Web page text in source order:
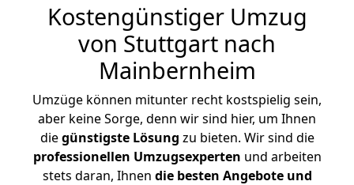
Kostengünstiger Umzug
von Stuttgart nach
Mainbernheim
Umzüge können mitunter recht kostspielig sein,
aber keine Sorge, denn wir sind hier, um Ihnen
diegünstigste Lösung zu bieten. Wir sind die
professionellen Umzugsexperten und arbeiten
stets daran, Ihnen die besten Angebote und